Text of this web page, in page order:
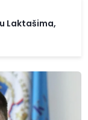
Laktašima,